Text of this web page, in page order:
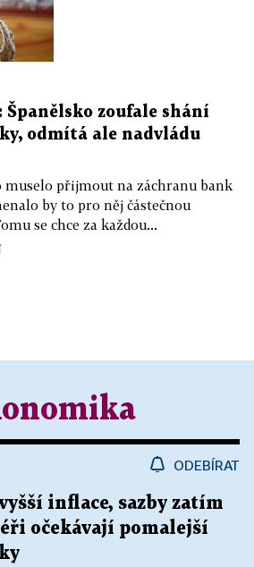
Španělsko zoufale shání
odmítá ale nadvládu
muselo přijmout na záchranu bank
by to pro něj částečnou
se chce za každou...
ODEBÍRAT
inflace, sazby zatím
očekávají pomalejší